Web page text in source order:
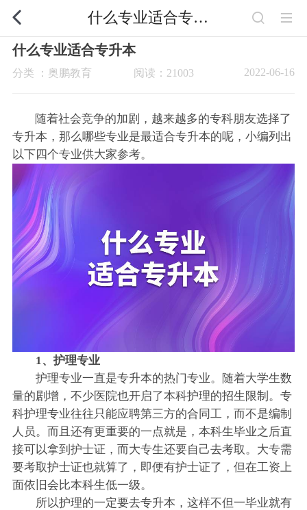
什么专业适合专升本
什么专业适合专升本
分类 ：奥鹏教育 2022-06-16
阅读：21003
随着社会竞争的加剧，越来越多的专科朋友选择了
专升本，那么哪些专业是最适合专升本的呢，小编列出
以下四个专业供大家参考。
1、护理专业
护理专业一直是专升本的热门专业。随着大学生数
量的剧增，不少医院也开启了本科护理的招生限制。专
科护理专业往往只能应聘第三方的合同工，而不是编制
人员。而且还有更重要的一点就是，本科生毕业之后直
接可以拿到护士证，而大专生还要自己去考取。大专需
要考取护士证也就算了，即便有护士证了，但在工资上
面依旧会比本科生低一级。
所以护理的一定要去专升本，这样不但一毕业就有